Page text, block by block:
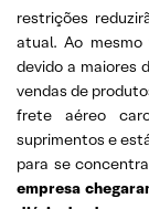
restrições
atual. Ao
devido a maiores
vendas de
frete aéreo
suprimentos e
para se
empresa